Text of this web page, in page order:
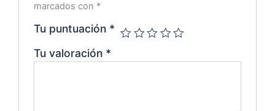
marcados con *
Tu puntuación *
Tu valoración *